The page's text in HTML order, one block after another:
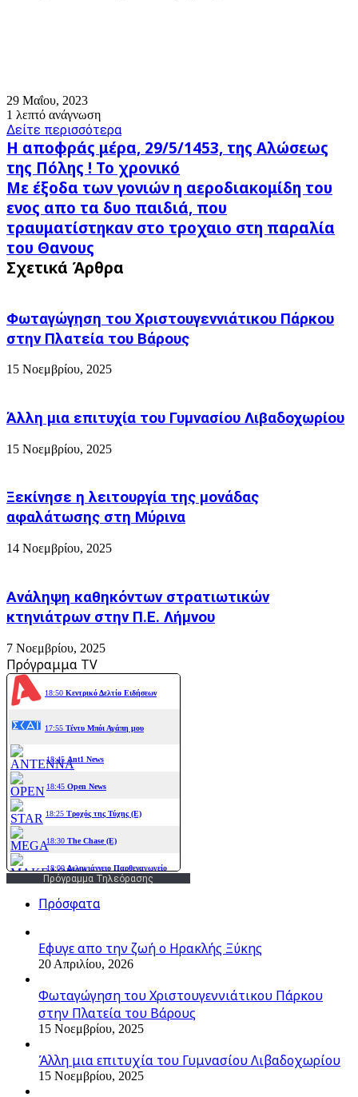
29 Μαΐου, 2023
1 λεπτό ανάγνωση
Δείτε περισσότερα
Η
αποφράς
μέρα,
29/5/1453,
της
Αλώσεως
της
Πόλης
!
Το
Η αποφράς μέρα, 29/5/1453, της Αλώσεως
της Πόλης ! Το χρονικό
Με
έξοδα
των
γονιών
η
αεροδιακομίδη
του
τα
δυο
παιδιά,
που
τροχαιο
στη
παραλία
του
Με έξοδα των γονιών η αεροδιακομίδη του
ενος απο τα δυο παιδιά, που
τραυματίστηκαν στο τροχαιο στη παραλία
του Θανους
Σχετικά Άρθρα
Φωταγώγηση του Χριστουγεννιάτικου Πάρκου
στην Πλατεία του Βάρους
15 Νοεμβρίου, 2025
Άλλη μια επιτυχία του Γυμνασίου Λιβαδοχωρίου
15 Νοεμβρίου, 2025
Ξεκίνησε η λειτουργία της μονάδας
αφαλάτωσης στη Μύρινα
14 Νοεμβρίου, 2025
Ανάληψη καθηκόντων στρατιωτικών
κτηνιάτρων στην Π.Ε. Λήμνου
7 Νοεμβρίου, 2025
Πρόγραμμα TV
Πρόγραμμα Τηλεόρασης
Πρόσφατα
Εφυγε απο την ζωή o Ηρακλής Ξύκης
20 Απριλίου, 2026
Φωταγώγηση του Χριστουγεννιάτικου Πάρκου
στην Πλατεία του Βάρους
15 Νοεμβρίου, 2025
Άλλη μια επιτυχία του Γυμνασίου Λιβαδοχωρίου
15 Νοεμβρίου, 2025